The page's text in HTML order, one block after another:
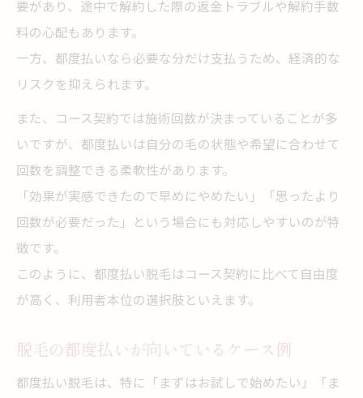
要があり、途中で解約した際の返金トラブルや解約手数
料の心配もあります。
一方、都度払いなら必要な分だけ支払うため、経済的な
リスクを抑えられます。
また、コース契約では施術回数が決まっていることが多
いですが、都度払いは自分の毛の状態や希望に合わせて
回数を調整できる柔軟性があります。
「効果が実感できたので早めにやめたい」「思ったより
回数が必要だった」という場合にも対応しやすいのが特
徴です。
このように、都度払い脱毛はコース契約に比べて自由度
が高く、利用者本位の選択肢といえます。
脱毛の都度払いが向いているケース例
都度払い脱毛は、特に「まずはお試しで始めたい」「ま